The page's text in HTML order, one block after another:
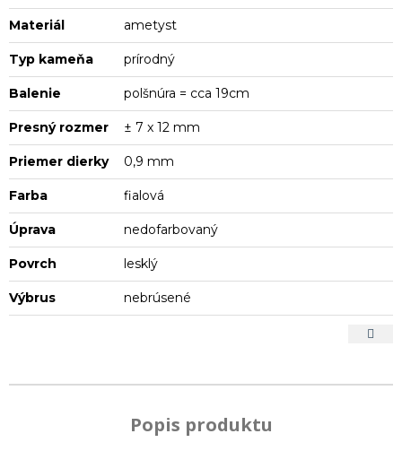
Materiál ametyst
Typ kameňa prírodný
Balenie polšnúra = cca 19cm
Presný rozmer ± 7 x 12 mm
Priemer dierky 0,9 mm
Farba fialová
Úprava nedofarbovaný
Povrch lesklý
Výbrus nebrúsené
Popis produktu